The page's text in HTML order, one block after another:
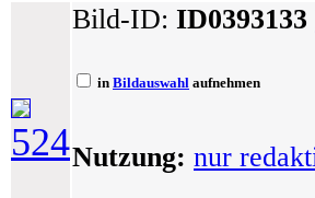
524
Bild-ID: ID0393133
in Bildauswahl aufnehmen
Nutzung: nur